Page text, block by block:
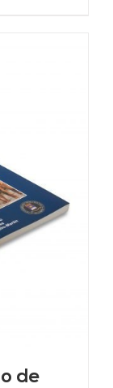
de